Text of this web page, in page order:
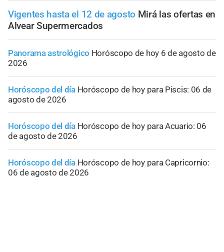
Vigentes hasta el 12 de agosto Mirá las ofertas en
Alvear Supermercados
Panorama astrológico Horóscopo de hoy 6 de agosto de
2026
Horóscopo del día Horóscopo de hoy para Piscis: 06 de
agosto de 2026
Horóscopo del día Horóscopo de hoy para Acuario: 06
de agosto de 2026
Horóscopo del día Horóscopo de hoy para Capricornio:
06 de agosto de 2026